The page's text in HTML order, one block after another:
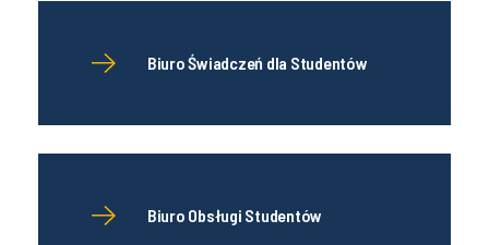
Biuro Świadczeń dla Studentów
Biuro Obsługi Studentów